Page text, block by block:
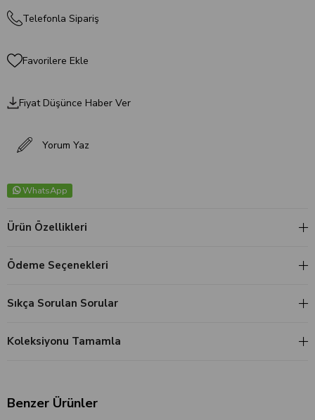
Telefonla Sipariş
Favorilere Ekle
Fiyat Düşünce Haber Ver
Yorum Yaz
WhatsApp
Ürün Özellikleri
Ödeme Seçenekleri
Sıkça Sorulan Sorular
Koleksiyonu Tamamla
Benzer Ürünler